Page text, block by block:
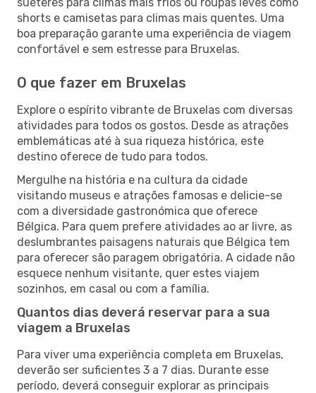
shorts e camisetas para climas mais quentes. Uma
boa preparação garante uma experiência de viagem
confortável e sem estresse para Bruxelas.
O que fazer em Bruxelas
Explore o espírito vibrante de Bruxelas com diversas
atividades para todos os gostos. Desde as atrações
emblemáticas até à sua riqueza histórica, este
destino oferece de tudo para todos.
Mergulhe na história e na cultura da cidade
visitando museus e atrações famosas e delicie-se
com a diversidade gastronómica que oferece
Bélgica. Para quem prefere atividades ao ar livre, as
deslumbrantes paisagens naturais que Bélgica tem
para oferecer são paragem obrigatória. A cidade não
esquece nenhum visitante, quer estes viajem
sozinhos, em casal ou com a família.
Quantos dias deverá reservar para a sua
viagem a Bruxelas
Para viver uma experiência completa em Bruxelas,
deverão ser suficientes 3 a 7 dias. Durante esse
período, deverá conseguir explorar as principais